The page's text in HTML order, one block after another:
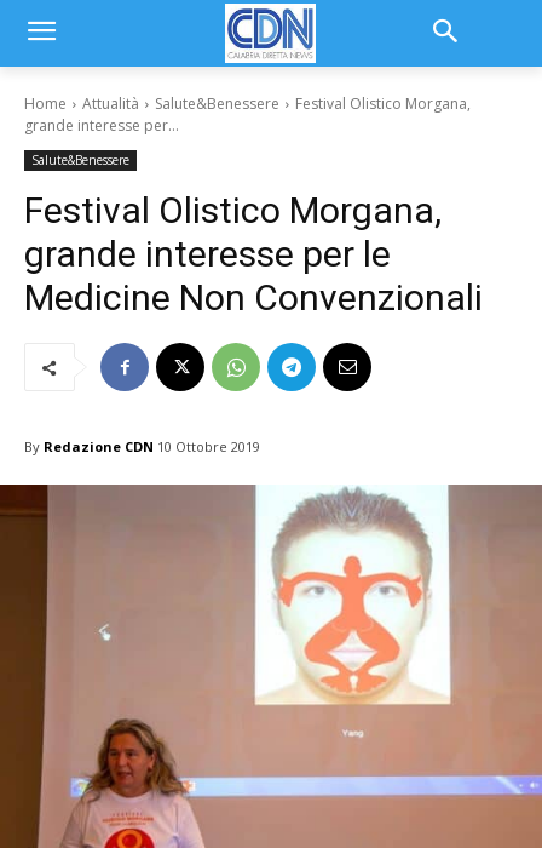
Home Attualità Salute&Benessere
Festival Olistico Morgana,
grande interesse per...
Salute&Benessere
Festival Olistico Morgana,
grande interesse per le
Medicine Non Convenzionali
By Redazione CDN 10 Ottobre 2019